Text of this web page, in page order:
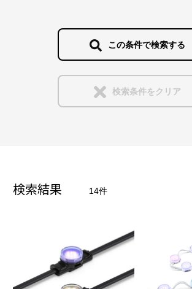
クラウドを利用する制御
白色光とカラー演出の両立
光壁・光天井・光床・光柱
この条件で検索する
検索条件をクリア
検索結果 14件